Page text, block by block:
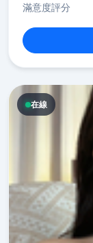
滿意度評分
在線